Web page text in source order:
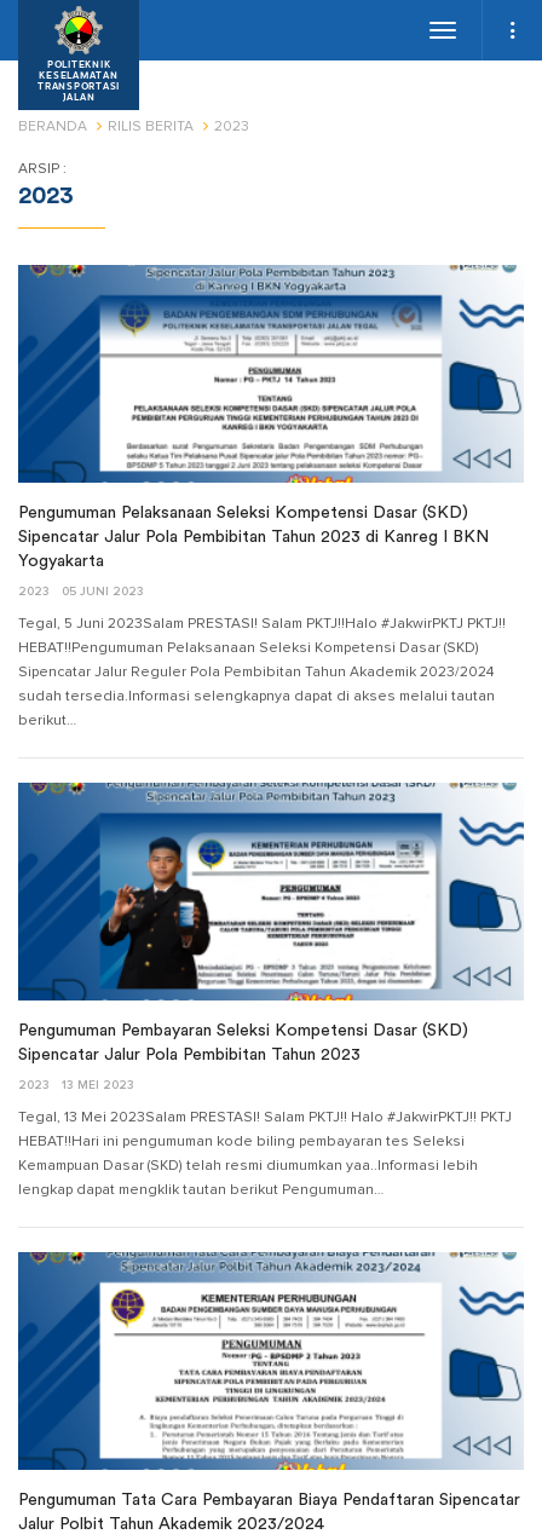
POLITEKNIK
KESELAMATAN
TRANSPORTASI
JALAN
Toggle
BERANDA RILIS BERITA 2023
ARSIP :
2023
Pengumuman Pelaksanaan Seleksi Kompetensi Dasar (SKD)
Sipencatar Jalur Pola Pembibitan Tahun 2023 di Kanreg I BKN
Yogyakarta
2023 05 JUNI 2023
Tegal, 5 Juni 2023Salam PRESTASI! Salam PKTJ!!Halo #JakwirPKTJ PKTJ!!
HEBAT!!Pengumuman Pelaksanaan Seleksi Kompetensi Dasar (SKD)
Sipencatar Jalur Reguler Pola Pembibitan Tahun Akademik 2023/2024
sudah tersedia.Informasi selengkapnya dapat di akses melalui tautan
berikut…
Pengumuman Pembayaran Seleksi Kompetensi Dasar (SKD)
Sipencatar Jalur Pola Pembibitan Tahun 2023
2023 13 MEI 2023
Tegal, 13 Mei 2023Salam PRESTASI! Salam PKTJ!! Halo #JakwirPKTJ!! PKTJ
HEBAT!!Hari ini pengumuman kode biling pembayaran tes Seleksi
Kemampuan Dasar (SKD) telah resmi diumumkan yaa..Informasi lebih
lengkap dapat mengklik tautan berikut Pengumuman…
Pengumuman Tata Cara Pembayaran Biaya Pendaftaran Sipencatar
Jalur Polbit Tahun Akademik 2023/2024